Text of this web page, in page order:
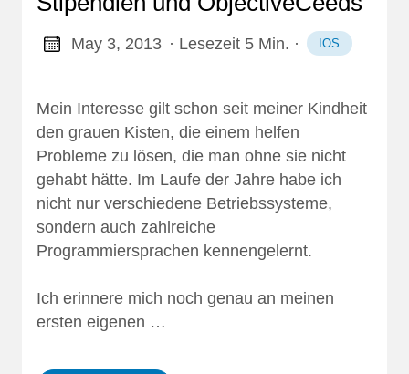
May 3, 2013 · Lesezeit 5 Min. · IOS
Mein Interesse gilt schon seit meiner Kindheit
den grauen Kisten, die einem helfen
Probleme zu lösen, die man ohne sie nicht
gehabt hätte. Im Laufe der Jahre habe ich
nicht nur verschiedene Betriebssysteme,
sondern auch zahlreiche
Programmiersprachen kennengelernt.
Ich erinnere mich noch genau an meinen
ersten eigenen …